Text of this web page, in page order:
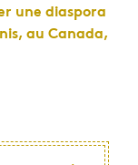
une dia­spora
au Canada,